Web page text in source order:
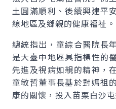
土圓滿順利、後續興建平
線地區及鄉親的健康福祉。
總統指出，童綜合醫院長
是大臺中地區具指標性的
先進及視病如親的精神，
童敏哲董事長基於對媽祖
康的關懷，投入苗栗白沙